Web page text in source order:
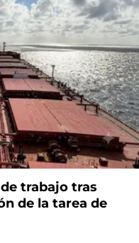
trabajo tras
de la tarea de